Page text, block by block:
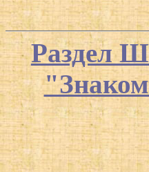
Раздел